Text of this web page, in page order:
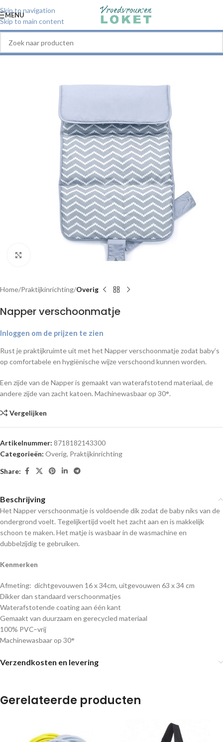
Skip to navigation
Skip to main content
MENU
Home Praktijkinrichting Overig
Napper verschoonmatje
Inloggen om de prijzen te zien
Rust je praktijkruimte uit met het Napper verschoonmatje zodat baby’s
op comfortabele en hygiënische wijze verschoond kunnen worden.
Een zijde van de Napper is gemaakt van waterafstotend materiaal, de
andere zijde van zacht katoen. Machinewasbaar op 30°.
Vergelijken
Artikelnummer: 8718182143300
Categorieën: Overig, Praktijkinrichting
Share:
Beschrijving
Het Napper verschoonmatje is voldoende dik zodat de baby niks van de
ondergrond voelt. Tegelijkertijd voelt het zacht aan en is makkelijk
schoon te maken. Het matje is wasbaar in de wasmachine en
dubbelzijdig te gebruiken.
Kenmerken
Afmeting: dichtgevouwen 16 x 34cm, uitgevouwen 63 x 34 cm
Dikker dan standaard verschoonmatjes
Waterafstotende coating aan één kant
Gemaakt van duurzaam en gerecycled materiaal
100% PVC–vrij
Machinewasbaar op 30°
Verzendkosten en levering
Gerelateerde producten